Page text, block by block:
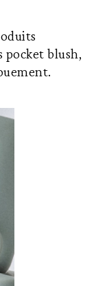
pocket blush,